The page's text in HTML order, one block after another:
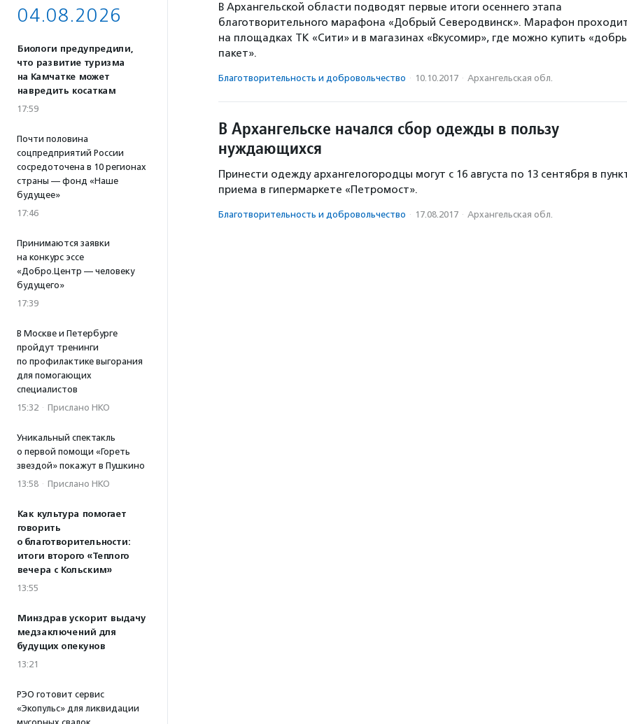
04.08.2026
Биологи предупредили,
что развитие туризма
на Камчатке может
навредить косаткам
17:59
Почти половина
соцпредприятий России
сосредоточена в 10 регионах
страны — фонд «Наше
будущее»
17:46
Принимаются заявки
на конкурс эссе
«Добро.Центр — человеку
будущего»
17:39
В Москве и Петербурге
пройдут тренинги
по профилактике выгорания
для помогающих
специалистов
15:32 · Прислано НКО
Уникальный спектакль
о первой помощи «Гореть
звездой» покажут в Пушкино
13:58 · Прислано НКО
Как культура помогает
говорить
о благотворительности:
итоги второго «Теплого
вечера с Кольским»
13:55
Минздрав ускорит выдачу
медзаключений для
будущих опекунов
13:21
РЭО готовит сервис
«Экопульс» для ликвидации
В Архангельской области подводят первые итоги осеннего этапа
благотворительного марафона «Добрый Северодвинск». Марафон
на площадках ТК «Сити» и в магазинах «Вкусомир», где можно купить
пакет».
Благотвори­тель­ность и доброволь­чест­во · 10.10.2017 · Архангельская обл.
В Архангельске начался сбор одежды в пользу
нуждающихся
Принести одежду архангелогородцы могут с 16 августа по 13 сентября в
приема в гипермаркете «Петромост».
Благотвори­тель­ность и доброволь­чест­во · 17.08.2017 · Архангельская обл.